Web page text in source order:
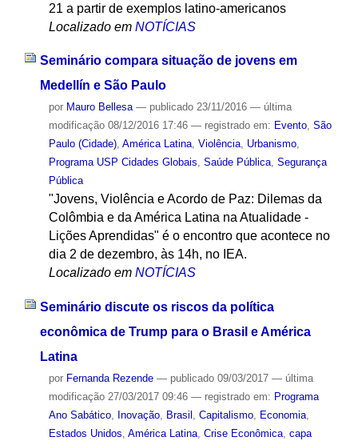
21 a partir de exemplos latino-americanos
Localizado em NOTÍCIAS
Seminário compara situação de jovens em
Medellín e São Paulo
por Mauro Bellesa — publicado23/11/2016 — última
modificação08/12/2016 17:46 — registrado em: Evento, São
Paulo (Cidade), América Latina, Violência, Urbanismo,
Programa USP Cidades Globais, Saúde Pública, Segurança
Pública
"Jovens, Violência e Acordo de Paz: Dilemas da
Colômbia e da América Latina na Atualidade -
Lições Aprendidas" é o encontro que acontece no
dia 2 de dezembro, às 14h, no IEA.
Localizado em NOTÍCIAS
Seminário discute os riscos da política
econômica de Trump para o Brasil e América
Latina
por Fernanda Rezende — publicado09/03/2017 — última
modificação27/03/2017 09:46 — registrado em: Programa
Ano Sabático, Inovação, Brasil , Capitalismo, Economia,
Estados Unidos, América Latina, Crise Econômica, capa